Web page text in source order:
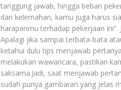
tanggung jawab, hingga beban
dan kelemahan, kamu juga harus
harapanmu terhadap pekerjaan
Apalagi jika sampai terbata-bata
ketahui dulu tips menjawab
melakukan wawancara, pastikan
saksama.Jadi, saat menjawab
sudah punya gambaran yang jelas